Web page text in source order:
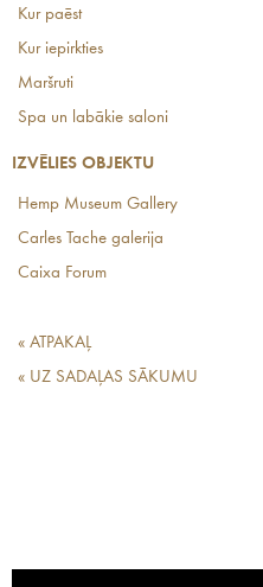
Kur paēst
Kur iepirkties
Maršruti
Spa un labākie saloni
IZVĒLIES OBJEKTU
Hemp Museum Gallery
Carles Tache galerija
Caixa Forum
« ATPAKAĻ
« UZ SADAĻAS SĀKUMU